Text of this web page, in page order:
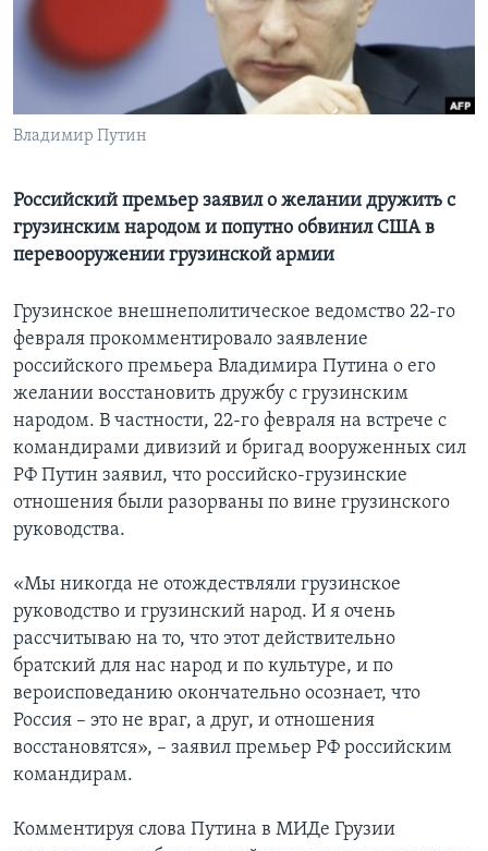
Learning English
СОЦИАЛЬНЫЕ СЕТИ
Языки
Владимир Путин
Российский премьер заявил о желании дружить с
грузинским народом и попутно обвинил США в
перевооружении грузинской армии
Грузинское внешнеполитическое ведомство 22-го
февраля прокомментировало заявление
российского премьера Владимира Путина o его
желании восстановить дружбу с грузинским
народом. В частности, 22-го февраля на встрече с
командирами дивизий и бригад вооруженных сил
РФ Путин заявил, что российско-грузинские
отношения были разорваны по вине грузинского
руководства.
«Мы никогда не отождествляли грузинское
руководство и грузинский народ. И я очень
рассчитываю на то, что этот действительно
братский для нас народ и по культуре, и по
вероисповеданию окончательно осознает, что
Россия – это не враг, а друг, и отношения
восстановятся», – заявил премьер РФ российским
командирам.
Комментируя слова Путина в МИДе Грузии